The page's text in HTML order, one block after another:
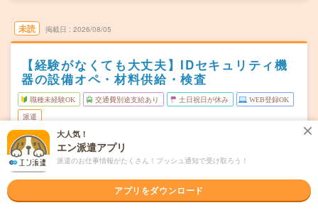
未読 掲載日 2026/08/05
【経験がなくても大丈夫】IDセキュリティ機
器の設備オペ・材料供給・検査
職種未経験OK 交通費別途支給あり 土日祝日が休み WEB登録OK
派遣
勤務地
京都府乙訓郡
山崎(京都府)駅から---分
曜日頻度 月～金
時間 08:00～20:2020:00～08:20
大人気！
エン派遣アプリ
派遣のお仕事情報がたくさん！プッシュ通知で受け取ろう！
アプリをダウンロード